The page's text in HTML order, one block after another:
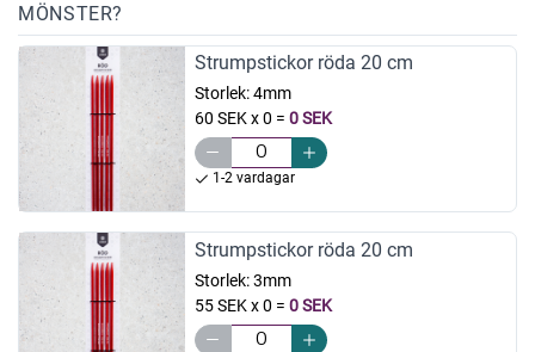
MÖNSTER?
Strumpstickor röda 20 cm
Storlek:4mm
60 SEK x 0 = 0 SEK
1-2 vardagar
Strumpstickor röda 20 cm
Storlek:3mm
55 SEK x 0 = 0 SEK